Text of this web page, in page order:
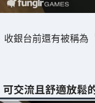
收銀台前還有被稱為
可交流且舒適放鬆